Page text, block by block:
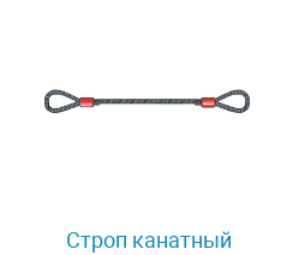
Строп канатный